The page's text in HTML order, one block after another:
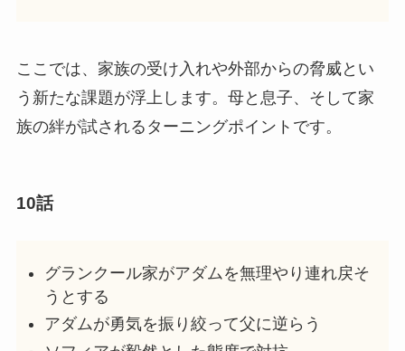
ここでは、家族の受け入れや外部からの脅威とい
う新たな課題が浮上します。母と息子、そして家
族の絆が試されるターニングポイントです。
10話
グランクール家がアダムを無理やり連れ戻そ
うとする
アダムが勇気を振り絞って父に逆らう